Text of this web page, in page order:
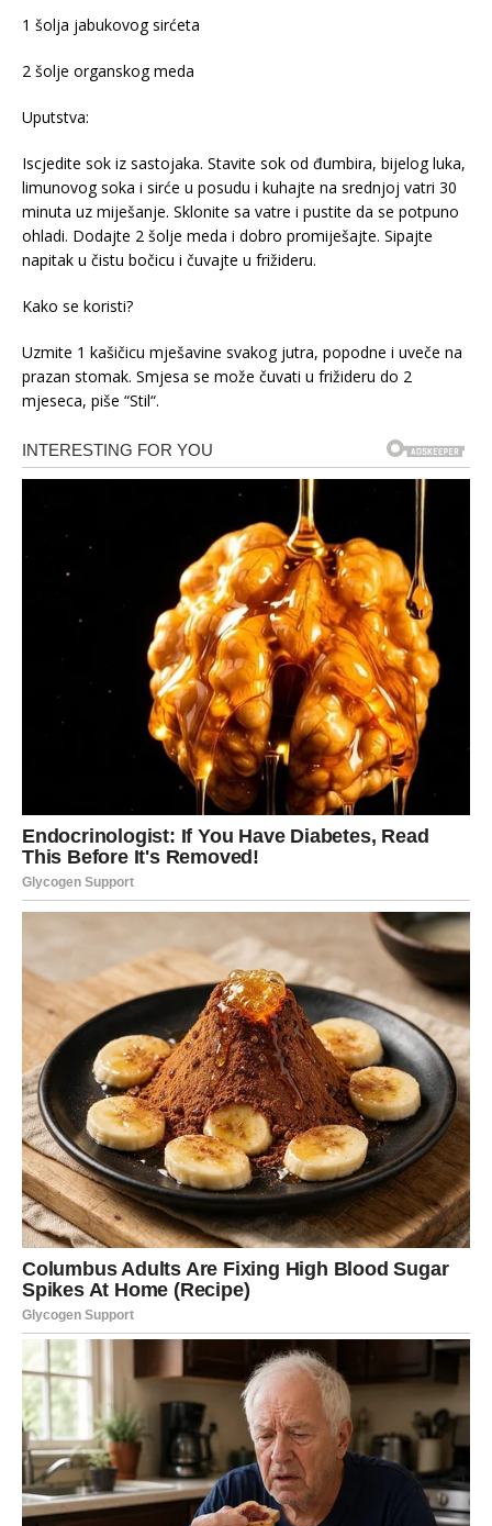
1 šolja jabukovog sirćeta
2 šolje organskog meda
Uputstva:
Iscjedite sok iz sastojaka. Stavite sok od đumbira, bijelog luka,
limunovog soka i sirće u posudu i kuhajte na srednjoj vatri 30
minuta uz miješanje. Sklonite sa vatre i pustite da se potpuno
ohladi. Dodajte 2 šolje meda i dobro promiješajte. Sipajte
napitak u čistu bočicu i čuvajte u frižideru.
Kako se koristi?
Uzmite 1 kašičicu mješavine svakog jutra, popodne i uveče na
prazan stomak. Smjesa se može čuvati u frižideru do 2
mjeseca, piše “Stil“.